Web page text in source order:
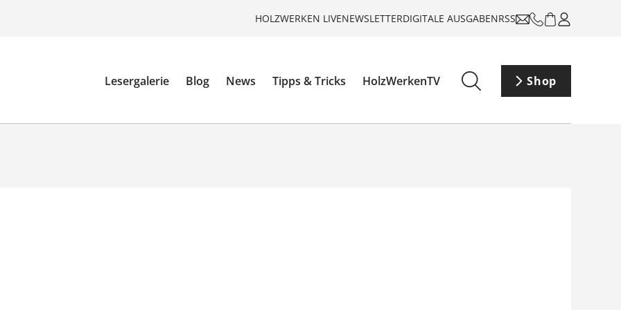
HOLZWERKEN LIVENEWSLETTERDIGITALE AUSGABENRSS
Lesergalerie Blog News Tipps & Tricks HolzWerkenTV Shop